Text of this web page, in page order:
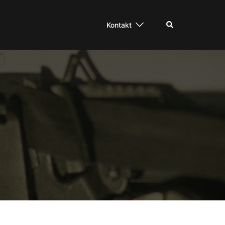
Kontakt Suche